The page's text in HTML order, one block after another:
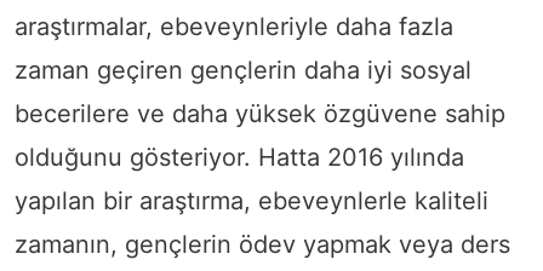
araştırmalar, ebeveynleriyle daha fazla
zaman geçiren gençlerin daha iyi sosyal
becerilere ve daha yüksek özgüvene sahip
olduğunu gösteriyor. Hatta 2016 yılında
yapılan bir araştırma, ebeveynlerle kaliteli
zamanın, gençlerin ödev yapmak veya ders